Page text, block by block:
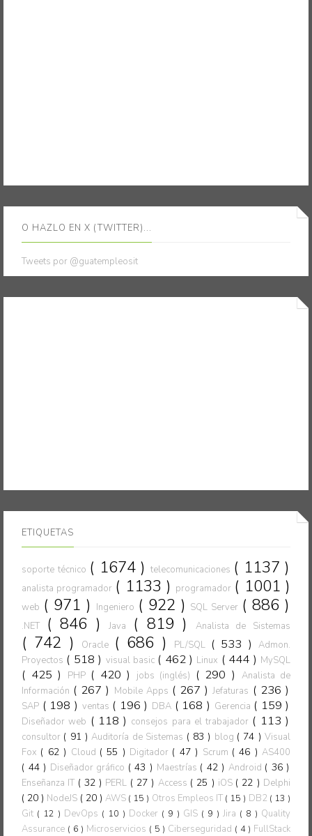
O HAZLO EN X (TWITTER)...
Tweets por @guatempleosit
ETIQUETAS
soporte técnico ( 1674 ) telecomunicaciones ( 1137 )
analista programador ( 1133 ) programador ( 1001 )
web ( 971 ) Ingeniero ( 922 ) SQL Server ( 886 )
.NET ( 846 )Java ( 819 ) Analista de Sistemas
( 742 ) Oracle ( 686 ) PL/SQL ( 533 )Admon.
Proyectos ( 518 ) visual basic ( 462 ) Linux ( 444 ) MySQL
( 425 ) PHP ( 420 ) jobs (inglés) ( 290 )
Analista de
Información ( 267 ) Mobile Apps ( 267 )Jefaturas ( 236 )
SAP ( 198 ) ventas ( 196 ) DBA ( 168 ) Gerencia ( 159 )
Diseñador web ( 118 ) consejos para el trabajador ( 113 )
consultor ( 91 )Auditoría de Sistemas ( 83 ) blog ( 74 )Visual
Fox ( 62 ) Cloud ( 55 ) Digitador ( 47 ) Scrum ( 46 ) AS400
( 44 ) Diseñador gráfico ( 43 ) Maestrías ( 42 ) Android ( 36 )
Enseñanza IT ( 32 ) PERL ( 27 ) Access ( 25 ) iOS ( 22 ) Delphi
( 20 ) NodeJS ( 20 )AWS ( 15 ) Otros Empleos IT ( 15 ) DB2 ( 13 )
Git ( 12 ) DevOps ( 10 ) Docker ( 9 ) GIS ( 9 ) Jira ( 8 ) Quality
Assurance ( 6 ) Microservicios ( 5 ) Ciberseguridad ( 4 ) FullStack